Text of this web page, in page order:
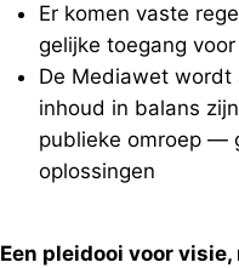
Er komen vaste
gelijke toegang
De Mediawet wordt
inhoud in balans
publieke omroep —
oplossingen
Een pleidooi voor